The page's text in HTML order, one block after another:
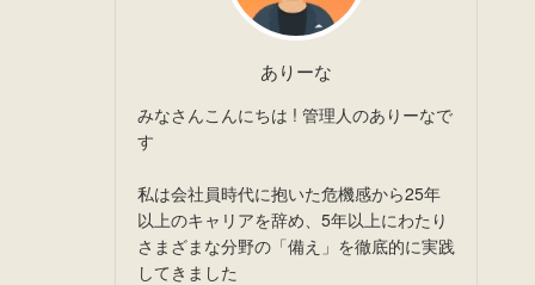
ありーな
みなさんこんにちは ! 管理人のありーなで
す
私は会社員時代に抱いた危機感から25年
以上のキャリアを辞め、5年以上にわたり
さまざまな分野の「備え」を徹底的に実践
してきました